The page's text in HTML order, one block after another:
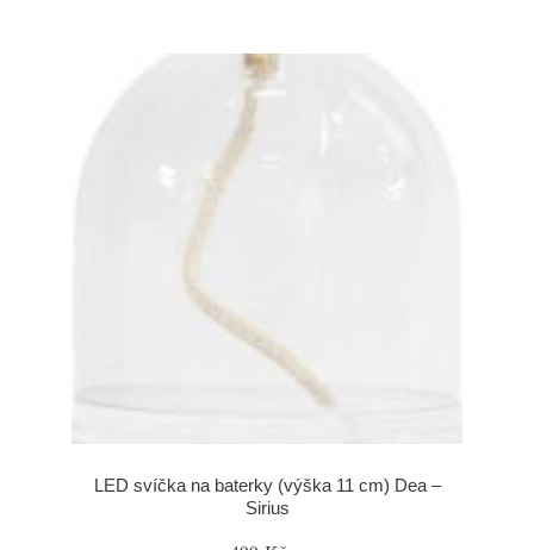
LED svíčka na baterky (výška 11 cm) Dea –
Sirius